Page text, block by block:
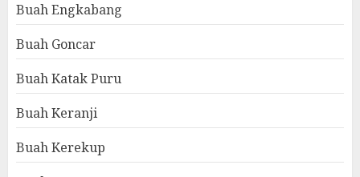
Buah Engkabang
Buah Goncar
Buah Katak Puru
Buah Keranji
Buah Kerekup